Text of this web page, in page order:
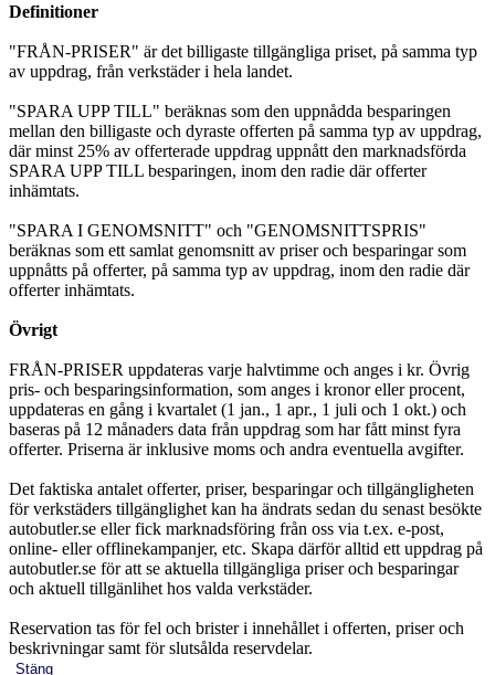
Definitioner
"FRÅN-PRISER" är det billigaste tillgängliga priset, på samma typ
av uppdrag, från verkstäder i hela landet.
"SPARA UPP TILL" beräknas som den uppnådda besparingen
mellan den billigaste och dyraste offerten på samma typ av uppdrag,
där minst 25% av offerterade uppdrag uppnått den marknadsförda
SPARA UPP TILL besparingen, inom den radie där offerter
inhämtats.
"SPARA I GENOMSNITT" och "GENOMSNITTSPRIS"
beräknas som ett samlat genomsnitt av priser och besparingar som
uppnåtts på offerter, på samma typ av uppdrag, inom den radie där
offerter inhämtats.
Övrigt
FRÅN-PRISER uppdateras varje halvtimme och anges i kr. Övrig
pris- och besparingsinformation, som anges i kronor eller procent,
uppdateras en gång i kvartalet (1 jan., 1 apr., 1 juli och 1 okt.) och
baseras på 12 månaders data från uppdrag som har fått minst fyra
offerter. Priserna är inklusive moms och andra eventuella avgifter.
Det faktiska antalet offerter, priser, besparingar och tillgängligheten
för verkstäders tillgänglighet kan ha ändrats sedan du senast besökte
autobutler.se eller fick marknadsföring från oss via t.ex. e-post,
online- eller offlinekampanjer, etc. Skapa därför alltid ett uppdrag på
autobutler.se för att se aktuella tillgängliga priser och besparingar
och aktuell tillgänlihet hos valda verkstäder.
Reservation tas för fel och brister i innehållet i offerten, priser och
beskrivningar samt för slutsålda reservdelar.
Stäng